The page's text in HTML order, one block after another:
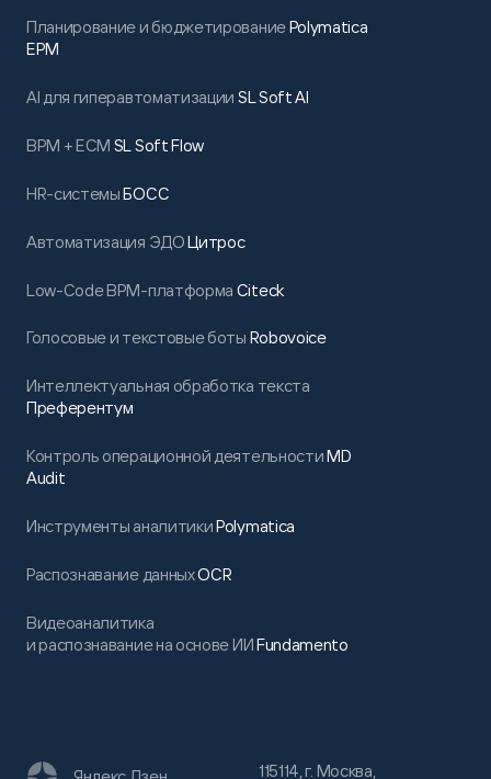
Планирование и бюджетированиеPolymatica
EPM
AI для гиперавтоматизации SL Soft AI
BPM + ECM SL Soft Flow
HR-системыБОСС
Автоматизация ЭДОЦитрос
Low-Code BPM-платформа Citeck
Голосовые и текстовые боты Robovoice
Интеллектуальная обработка текста
Преферентум
Контроль операционной деятельностиMD
Audit
Инструменты аналитикиPolymatica
Распознавание данныхOCR
Видеоаналитика
и распознавание на основе ИИFundamento
115114, г. Москва,